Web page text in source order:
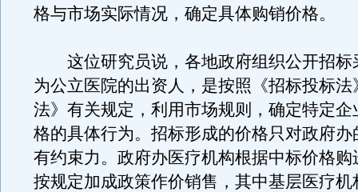
格与市场实际情况，确定具体购销价格。
这位研究员说，各地政府组织公开招标
为公立医院的出资人，是按照《招标投标法
法》有关规定，利用市场规则，确定特定企
格的具体行为。招标形成的价格只对政府办
有约束力。政府办医疗机构根据中标价格购
按规定加成政策作价销售，其中基层医疗机